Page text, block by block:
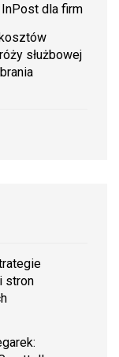
dla firm
służbowej
stron